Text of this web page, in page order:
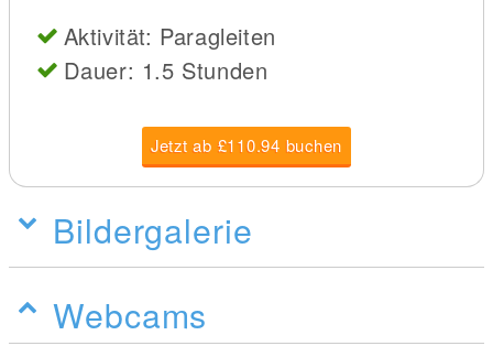
Aktivität: Paragleiten
Dauer: 1.5 Stunden
Jetzt ab £110.94 buchen
Bildergalerie
Webcams